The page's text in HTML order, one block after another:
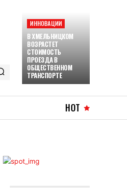
ИННОВАЦИИ
В ХМЕЛЬНИЦКОМ
ВОЗРАСТЕТ
СТОИМОСТЬ
ПРОЕЗДА В
ОБЩЕСТВЕННОМ
ТРАНСПОРТЕ
HOT